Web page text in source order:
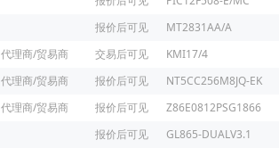
报价后可见
MT2831AA/A
代理商/贸易商 交易后可见
KMI17/4
代理商/贸易商 报价后可见
NT5CC256M8JQ-EK
代理商/贸易商 报价后可见
Z86E0812PSG1866
报价后可见 GL865-DUALV3.1